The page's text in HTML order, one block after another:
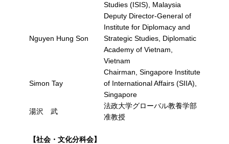
Studies (ISIS), Malaysia
Nguyen Hung Son
Deputy Director-General of
Institute for Diplomacy and
Strategic Studies, Diplomatic
Academy of Vietnam,
Vietnam
Simon Tay
Chairman, Singapore Institute
of International Affairs (SIIA),
Singapore
湯沢 武
法政大学グローバル教養学部
准教授
【社会・文化分科会】